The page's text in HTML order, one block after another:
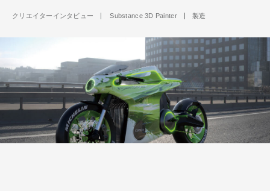
クリエイターインタビュー Substance 3D Painter 製造